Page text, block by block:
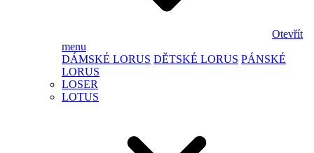
Otevřít
menu
DÁMSKÉ LORUS DĚTSKÉ LORUS PÁNSKÉ
LORUS
LOSER
LOTUS